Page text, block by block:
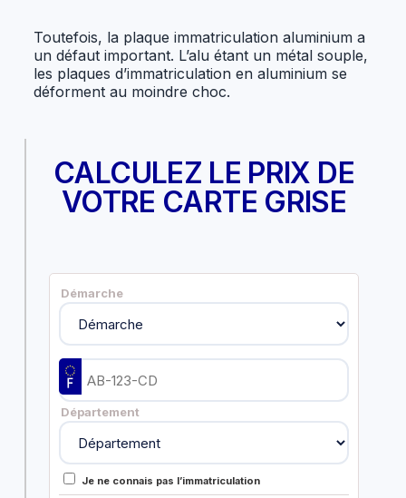
Toutefois, la plaque immatriculation aluminium a
un défaut important. L’alu étant un métal souple,
les plaques d’immatriculation en aluminium se
déforment au moindre choc.
CALCULEZ LE PRIX DE
VOTRE CARTE GRISE
Démarche
Département
Je ne connais pas l’immatriculation